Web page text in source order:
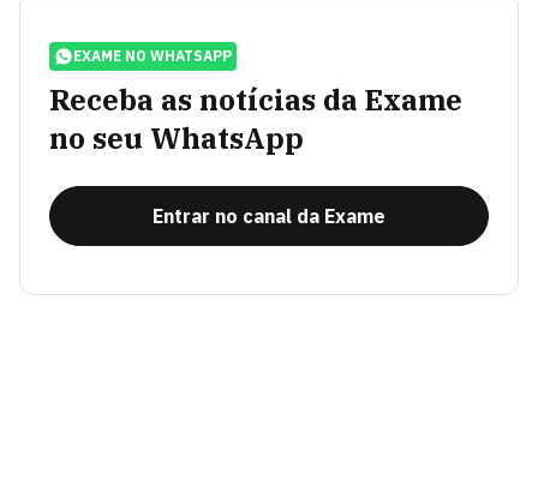
EXAME NO WHATSAPP
Receba as notícias da Exame
no seu WhatsApp
Entrar no canal da Exame